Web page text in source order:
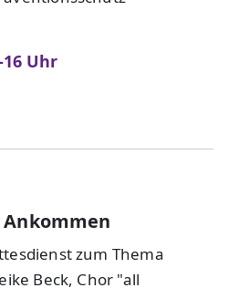
16 Uhr
zum Thema
Beck, Chor "all